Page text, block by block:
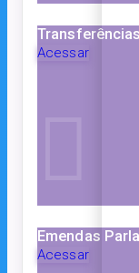
Acessar
Emendas
Acessar